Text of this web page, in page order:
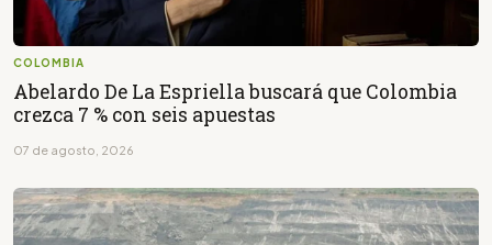
COLOMBIA
Abelardo De La Espriella buscará que Colombia
crezca 7 % con seis apuestas
07 de agosto, 2026